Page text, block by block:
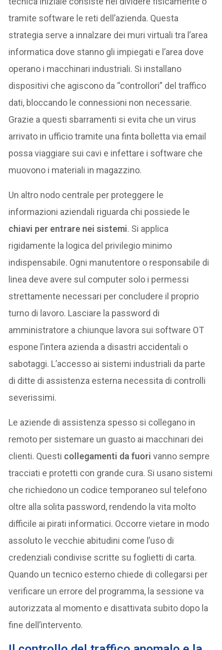
tramite software le reti dell’azienda. Questa
strategia serve a innalzare dei muri virtuali tra l’area
informatica dove stanno gli impiegati e l’area dove
operano i macchinari industriali. Si installano
dispositivi che agiscono da “controllori” del traffico
dati, bloccando le connessioni non necessarie.
Grazie a questi sbarramenti si evita che un virus
arrivato in ufficio tramite una finta bolletta via email
possa viaggiare sui cavi e infettare i software che
muovono i materiali in magazzino.
Un altro nodo centrale per proteggere le
informazioni aziendali riguarda chi possiede le
chiavi per entrare nei sistemi. Si applica
rigidamente la logica del privilegio minimo
indispensabile. Ogni manutentore o responsabile di
linea deve avere sul computer solo i permessi
strettamente necessari per concludere il proprio
turno di lavoro. Lasciare la password di
amministratore a chiunque lavora sui software OT
espone l’intera azienda a disastri accidentali o
sabotaggi. L’accesso ai sistemi industriali da parte
di ditte di assistenza esterna necessita di controlli
severissimi.
Le aziende di assistenza spesso si collegano in
remoto per sistemare un guasto ai macchinari dei
clienti. Questi collegamenti da fuori vanno sempre
tracciati e protetti con grande cura. Si usano sistemi
che richiedono un codice temporaneo sul telefono
oltre alla solita password, rendendo la vita molto
difficile ai pirati informatici. Occorre vietare in modo
assoluto le vecchie abitudini come l’uso di
credenziali condivise scritte su foglietti di carta.
Quando un tecnico esterno chiede di collegarsi per
verificare un errore del programma, la sessione va
autorizzata al momento e disattivata subito dopo la
fine dell’intervento.